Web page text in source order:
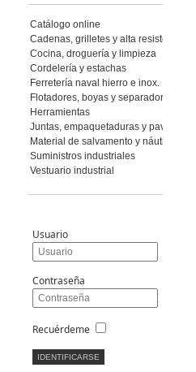
Catálogo online
Cadenas, grilletes y alta resistencia
Cocina, droguería y limpieza
Cordelería y estachas
Ferretería naval hierro e inox.
Flotadores, boyas y separadores
Herramientas
Juntas, empaquetaduras y pavimento
Material de salvamento y náutica
Suministros industriales
Vestuario industrial
Usuario
Contraseña
Recuérdeme